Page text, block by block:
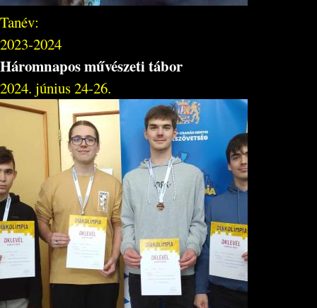
Tanév:
2023-2024
Háromnapos művészeti tábor
2024. június 24-26.